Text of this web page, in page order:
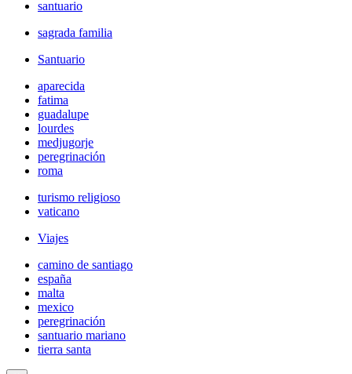
santuario
sagrada familia
Santuario
aparecida
fatima
guadalupe
lourdes
medjugorje
peregrinación
roma
turismo religioso
vaticano
Viajes
camino de santiago
españa
malta
mexico
peregrinación
santuario mariano
tierra santa